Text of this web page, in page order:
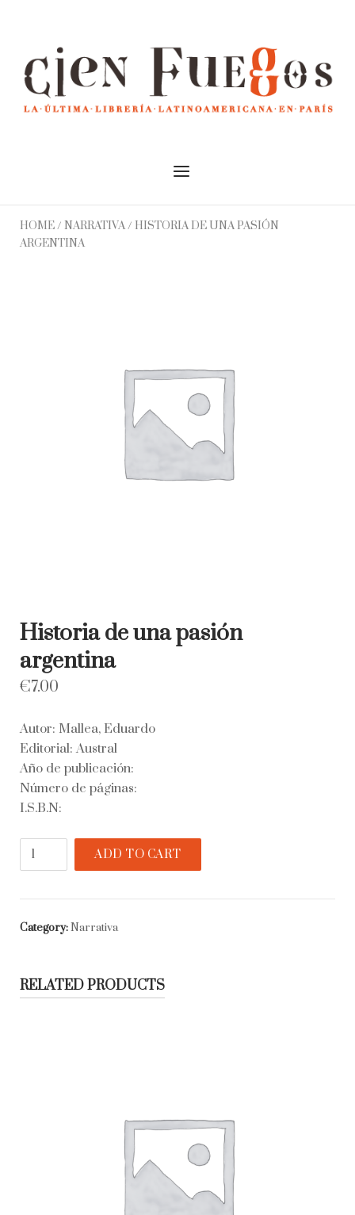
Menu
HOME/ NARRATIVA/ HISTORIA DE UNA PASIÓN
ARGENTINA
Historia de una pasión
argentina
€7.00
Autor: Mallea, Eduardo
Editorial: Austral
Año de publicación:
Número de páginas:
I.S.B.N:
Historia
pasión
argentina
quantity
ADD TO CART
Category:Narrativa
RELATED PRODUCTS